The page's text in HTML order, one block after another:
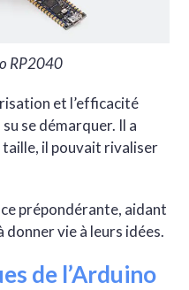
RP2040
et l’efficacité
se démarquer. Il a
il pouvait rivaliser
prépondérante, aidant
vie à leurs idées.
de l’Arduino